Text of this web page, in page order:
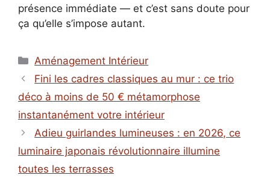
présence immédiate — et c’est sans doute pour
ça qu’elle s’impose autant.
Catégories
Aménagement Intérieur
Fini les cadres classiques au mur : ce trio
déco à moins de 50 € métamorphose
instantanément votre intérieur
Adieu guirlandes lumineuses : en 2026, ce
luminaire japonais révolutionnaire illumine
toutes les terrasses